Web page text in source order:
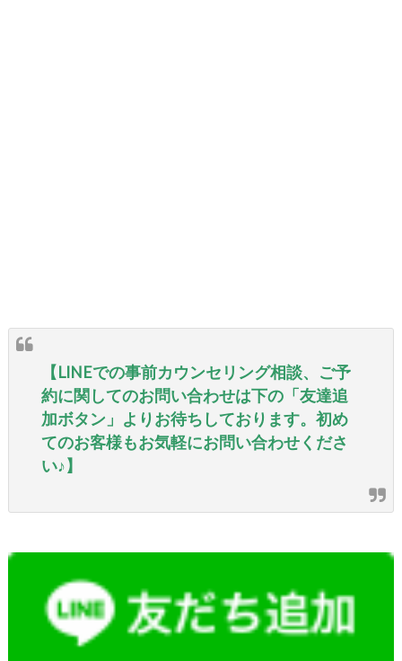
【LINEでの事前カウンセリング相談、ご予
約に関してのお問い合わせは下の「友達追
加ボタン」よりお待ちしております。初め
てのお客様もお気軽にお問い合わせくださ
い♪】